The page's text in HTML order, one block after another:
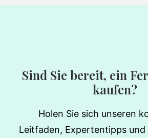
Sind Sie bereit, ein
kaufen?
Holen Sie sich unseren
Leitfaden, Expertentipps